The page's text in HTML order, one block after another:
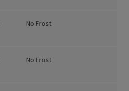
No Frost
No Frost